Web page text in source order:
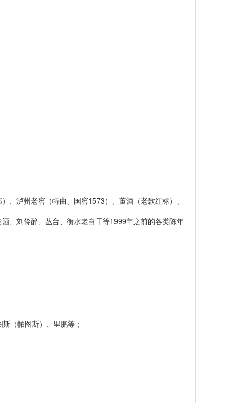
泸州老窖（特曲、国窖1573）、董酒（老款红标）、
、刘伶醉、丛台、衡水老白干等1999年之前的各类陈年
（帕图斯）、里鹏等；